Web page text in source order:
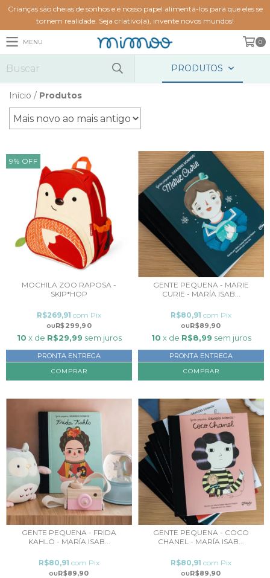
Crianças são cheias de sonhos e é nosso papel alimentá-los para que eles se
tornem realidade. Seja criativo(a), invente novos mundos!
MENU 0
PRODUTOS
Início / Produtos
9% OFF
MOCHILA ZOO RAPOSA -
SKIP*HOP
R$299,90
R$269,91 com Pix
10 x de R$29,99 sem juros
PRONTA ENTREGA
GENTE PEQUENA - MARIE
CURIE - MARÍA ISAB...
R$89,90
R$80,91 com Pix
10 x de R$8,99 sem juros
PRONTA ENTREGA
GENTE PEQUENA - FRIDA
KAHLO - MARÍA ISAB...
R$89,90
R$80,91 com Pix
GENTE PEQUENA - COCO
CHANEL - MARÍA ISAB...
R$89,90
R$80,91 com Pix